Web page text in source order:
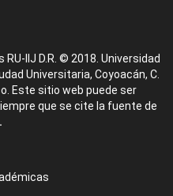
IIJ D.R. © 2018. Universidad
Universitaria, Coyoacán, C.
Este sitio web puede ser
que se cite la fuente de